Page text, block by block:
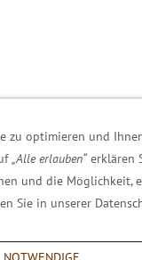
zu optimieren und
„Alle erlauben“erklären
und die Möglichkeit,
Sie in unserer